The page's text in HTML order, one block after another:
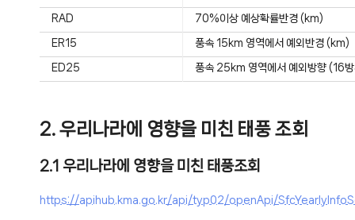
RAD 70%이상 예상확률반경 (km)
ER15 풍속 15km 영역에서 예외반경 (km)
ED25 풍속 25km 영역에서 예외방향 (16
2. 우리나라에 영향을 미친 태풍 조회
2.1 우리나라에 영향을 미친 태풍조회
https://apihub.kma.go.kr/api/typ02/openApi/